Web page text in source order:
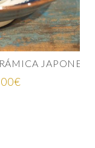
CUENCO AZUL ÍNDIGO CERÁMICA JAPONESA
Rango